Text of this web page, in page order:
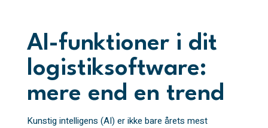
AI-funktioner i dit
logistiksoftware:
mere end en trend
Kunstig intelligens (AI) er ikke bare årets mest